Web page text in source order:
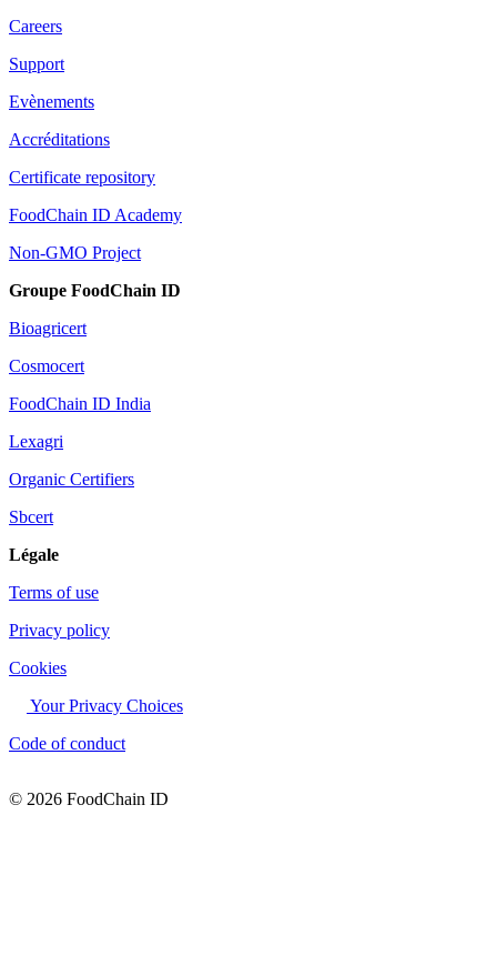
Careers
Support
Evènements
Accréditations
Certificate repository
FoodChain ID Academy
Non-GMO Project
Groupe FoodChain ID
Bioagricert
Cosmocert
FoodChain ID India
Lexagri
Organic Certifiers
Sbcert
Légale
Terms of use
Privacy policy
Cookies
Your Privacy Choices
Code of conduct
© 2026 FoodChain ID